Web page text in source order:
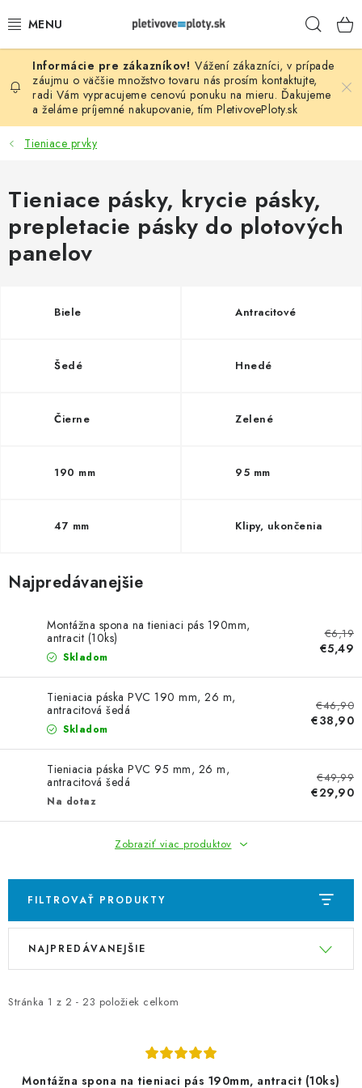
na
PLOTOVÉ PANELY
PLETIVO
STĹPIKY
PODHRABOVÉ DOSKY
BRÁNY A BRÁNKY
VYVÝŠENÉ ZÁHONY
Vážení zákazníci, v prípade
záujmu o väčšie množstvo tovaru nás prosím kontaktujte,
radi Vám vypracujeme cenovú ponuku na mieru. Ďakujeme
a želáme príjemné nakupovanie, tím PletivovePloty.sk
Tieniace prvky
Tieniace pásky, krycie pásky,
prepletacie pásky do plotových
panelov
Biele Antracitové
Šedé Hnedé
Čierne Zelené
190 mm 95 mm
47 mm Klipy, ukončenia
Najpredávanejšie
Montážna spona na tieniaci pás 190mm,
antracit (10ks)
Skladom
€6,19
€5,49
Tieniacia páska PVC 190 mm, 26 m,
antracitová šedá
Skladom
€46,90
€38,90
Tieniacia páska PVC 95 mm, 26 m,
antracitová šedá
Na dotaz
€49,99
€29,90
Zobraziť viac produktov
FILTROVAŤ PRODUKTY
V
i
Stránka 1 z 2 - 23 položiek celkom
R
e
NAJPREDÁVANEJŠIE
Montážna spona na tieniaci pás 190mm, antracit (10ks)